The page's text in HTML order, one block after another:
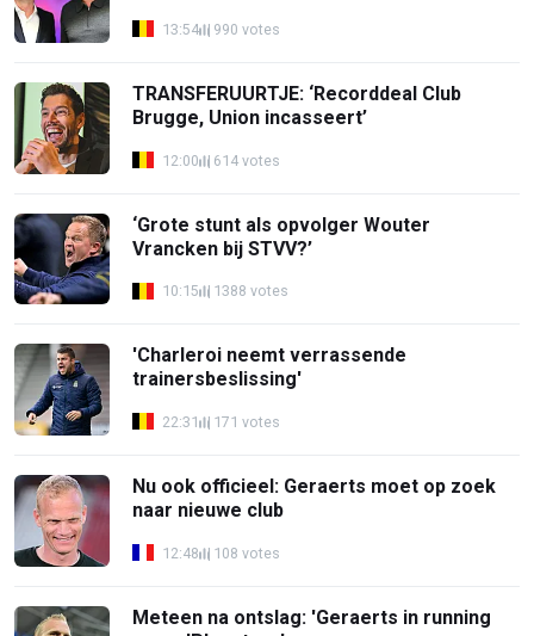
13:54 990 votes
TRANSFERUURTJE: ‘Recorddeal Club
Brugge, Union incasseert’
12:00 614 votes
‘Grote stunt als opvolger Wouter
Vrancken bij STVV?’
10:15 1388 votes
'Charleroi neemt verrassende
trainersbeslissing'
22:31 171 votes
Nu ook officieel: Geraerts moet op zoek
naar nieuwe club
12:48 108 votes
Meteen na ontslag: 'Geraerts in running